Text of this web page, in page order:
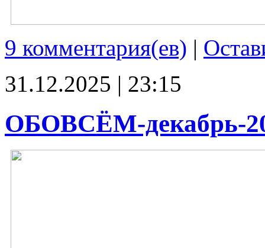
9 комментария(ев) |
31.12.2025 | 23:15
ОБОВСЁМ-декабрь-